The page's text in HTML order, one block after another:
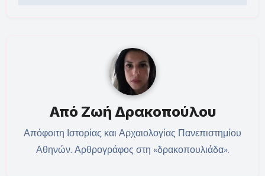
Από Ζωή Δρακοπούλου
Απόφοιτη Ιστορίας και Αρχαιολογίας Πανεπιστημίου
Αθηνών. Αρθρογράφος στη «δρακοπουλιάδα».